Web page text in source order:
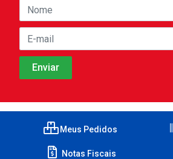
Meus Pedidos
Notas Fiscais